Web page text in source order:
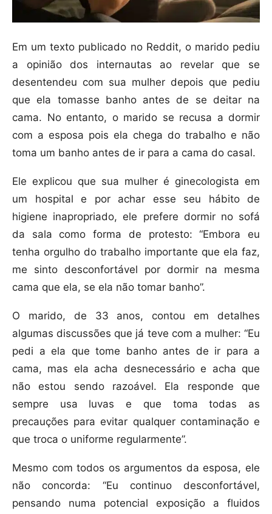
Em um texto publicado no Reddit, o marido pediu
a opinião dos internautas ao revelar que se
desentendeu com sua mulher depois que pediu
que ela tomasse banho antes de se deitar na
cama. No entanto, o marido se recusa a dormir
com a esposa pois ela chega do trabalho e não
toma um banho antes de ir para a cama do casal.
Ele explicou que sua mulher é ginecologista em
um hospital e por achar esse seu hábito de
higiene inapropriado, ele prefere dormir no sofá
da sala como forma de protesto: “Embora eu
tenha orgulho do trabalho importante que ela faz,
me sinto desconfortável por dormir na mesma
cama que ela, se ela não tomar banho”.
O marido, de 33 anos, contou em detalhes
algumas discussões que já teve com a mulher: “Eu
pedi a ela que tome banho antes de ir para a
cama, mas ela acha desnecessário e acha que
não estou sendo razoável. Ela responde que
sempre usa luvas e que toma todas as
precauções para evitar qualquer contaminação e
que troca o uniforme regularmente”.
Mesmo com todos os argumentos da esposa, ele
não concorda: “Eu continuo desconfortável,
pensando numa potencial exposição a fluidos